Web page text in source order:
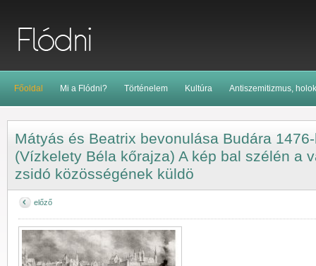
Főoldal Mi a Flódni? Történelem Kultúra Antiszemitizmus,
Mátyás és Beatrix bevonulása Budára
(Vízkelety Béla kőrajza) A kép bal szélén a
zsidó közösségének küldö
előző